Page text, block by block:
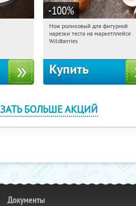
-100%
13:50:59 Получили:
Россия
Нож роликовый для фигурной
нарезки теста на маркетплейсе
Wildberries
Купить
БОЛЬШЕ АКЦИЙ
Документы